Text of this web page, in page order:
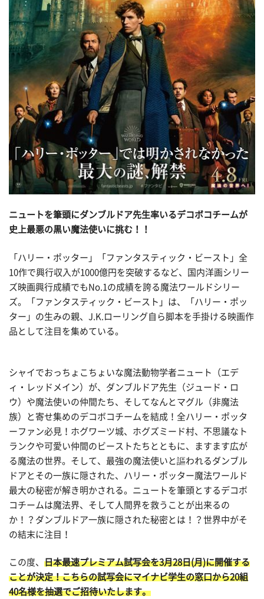
ニュートを筆頭にダンブルドア先生率いるデコボコチームが
史上最悪の黒い魔法使いに挑む！！
「ハリー・ポッター」「ファンタスティック・ビースト」全
10作で興行収入が1000億円を突破するなど、国内洋画シリー
ズ映画興行成績でもNo.1の成績を誇る魔法ワールドシリー
ズ。「ファンタスティック・ビースト」は、「ハリー・ポッ
ター」の生みの親、J.K.ローリング自ら脚本を手掛ける映画作
品として注目を集めている。
シャイでおっちょこちょいな魔法動物学者ニュート（エデ
ィ・レッドメイン）が、ダンブルドア先生（ジュード・ロ
ウ）や魔法使いの仲間たち、そしてなんとマグル（非魔法
族）と寄せ集めのデコボコチームを結成！全ハリー・ポッタ
ーファン必見！ホグワーツ城、ホグズミード村、不思議なト
ランクや可愛い仲間のビーストたちとともに、ますます広が
る魔法の世界。そして、最強の魔法使いと謳われるダンブル
ドアとその一族に隠された、ハリー・ポッター魔法ワールド
最大の秘密が解き明かされる。ニュートを筆頭とするデコボ
コチームは魔法界、そして人間界を救うことが出来るの
か！？ダンブルドア一族に隠された秘密とは！？世界中がそ
の結末に注目！
この度、 日本最速プレミアム試写会を3月28日(月)に開催する
ことが決定！こちらの試写会にマイナビ学生の窓口から20組
40名様を抽選でご招待いたします。